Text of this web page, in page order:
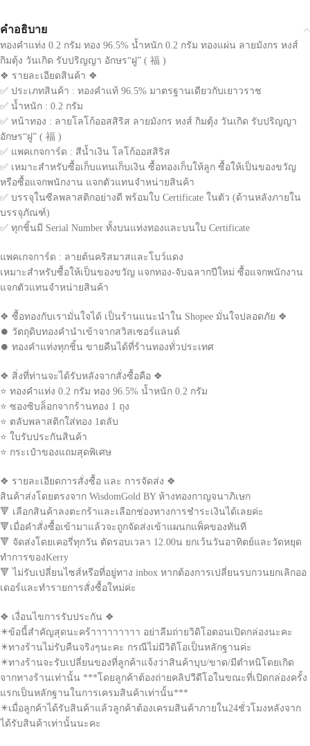
คำอธิบาย
ทองคำแท่ง 0.2 กรัม ทอง 96.5% น้ำหนัก 0.2 กรัม ทองแผ่น ลายมังกร หงส์
กิมตุ้ง วันเกิด รับปริญญา อักษร“ฝู” ( 福 )
❖ รายละเอียดสินค้า ❖
✅ ประเภทสินค้า : ทองคำแท้ 96.5% มาตรฐานเดียวกับเยาวราช
✅ น้ำหนัก : 0.2 กรัม
✅ หน้าทอง : ลายโลโก้ออสสิริส ลายมังกร หงส์ กิมตุ้ง วันเกิด รับปริญญา
อักษร“ฝู” ( 福 )
✅ แพคเกจการ์ด : สีน้ำเงิน โลโก้ออสสิริส
✅ เหมาะสำหรับซื้อเก็บแทนเก็บเงิน ซื้อทองเก็บให้ลูก ซื้อให้เป็นของขวัญ
หรือซื้อแจกพนักงาน แจกตัวแทนจำหน่ายสินค้า
✅ บรรจุในซีลพลาสติกอย่างดี พร้อมใบ Certificate ในตัว (ด้านหลังภายใน
บรรจุภัณฑ์)
✅ ทุกชิ้นมี Serial Number ทั้งบนแท่งทองและบนใบ Certificate
แพคเกจการ์ด : ลายต้นคริสมาสและโบว์แดง
เหมาะสำหรับซื้อให้เป็นของขวัญ แจกทอง-จับฉลากปีใหม่ ซื้อแจกพนักงาน
แจกตัวแทนจำหน่ายสินค้า
❖ ซื้อทองกับเรามั่นใจได้ เป็นร้านแนะนำใน Shopee มั่นใจปลอดภัย ❖
⏺ วัตถุดิบทองคำนำเข้าจากสวิสเซอร์แลนด์
⏺ ทองคำแท่งทุกชิ้น ขายคืนได้ที่ร้านทองทั่วประเทศ
❖ สิ่งที่ท่านจะได้รับหลังจากสั่งซื้อคือ ❖
⭐ ทองคำแท่ง 0.2 กรัม ทอง 96.5% น้ำหนัก 0.2 กรัม
⭐ ซองซิบล็อกจากร้านทอง 1 ถุง
⭐ ตลับพลาสติกใส่ทอง 1ตลับ
⭐ ใบรับประกันสินค้า
⭐ กระเป๋าของแถมสุดพิเศษ
❖ รายละเอียดการสั่งซื้อ และ การจัดส่ง ❖
สินค้าส่งโดยตรงจาก WisdomGold BY ห้างทองกาญจนาภิเษก
🔻 เลือกสินค้าลงตะกร้าและเลือกช่องทางการชำระเงินได้เลยค่ะ
🔻เมื่อคำสั่งซื้อเข้ามาแล้วจะถูกจัดส่งเข้าแผนกแพ็คของทันที
🔻 จัดส่งโดยเคอรี่ทุกวัน ตัดรอบเวลา 12.00น ยกเว้นวันอาทิตย์และวัดหยุด
ทำการของKerry
🔻 ไม่รับเปลี่ยนไซส์หรือที่อยู่ทาง inbox หากต้องการเปลี่ยนรบกวนยกเลิกออ
เดอร์และทำรายการสั่งซื้อใหม่ค่ะ
❖ เงื่อนไขการรับประกัน ❖
✴️ข้อนี้สำคัญสุดนะคร้าาาาาาาาา อย่าลืมถ่ายวิดิโอตอนเปิดกล่องนะคะ
✴️ทางร้านไม่รับคืนจริงๆนะคะ กรณีไม่มีวิดิโอเป็นหลักฐานค่ะ
✴️ทางร้านจะรับเปลี่ยนของที่ลูกค้าแจ้งว่าสินค้าบุบ/ขาด/มีตำหนิโดยเกิด
จากทางร้านเท่านั้น ***โดยลูกค้าต้องถ่ายคลิปวีดีโอในขณะที่เปิดกล่องครั้ง
แรกเป็นหลักฐานในการเครมสินค้าเท่านั้น***
✴️เมื่อลูกค้าได้รับสินค้าแล้วลูกค้าต้องเครมสินค้าภายใน24ชั่วโมงหลังจาก
ได้รับสินค้าเท่านั้นนะคะ